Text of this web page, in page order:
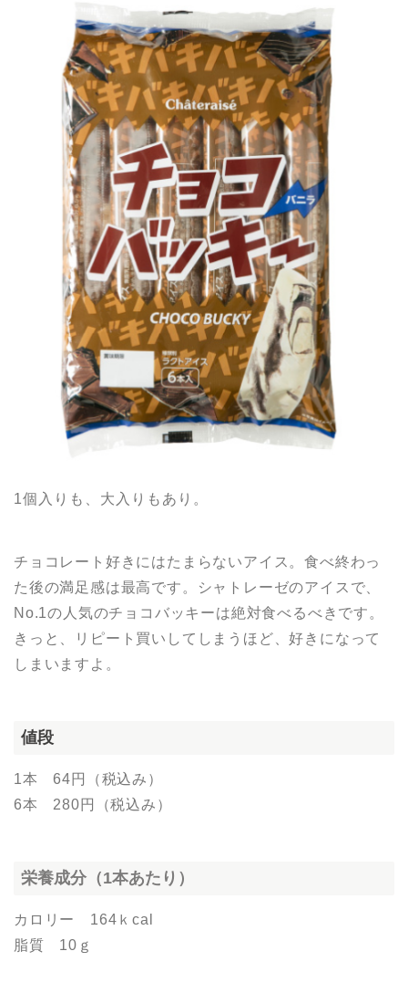
1個入りも、大入りもあり。
チョコレート好きにはたまらないアイス。食べ終わっ
た後の満足感は最高です。シャトレーゼのアイスで、
No.1の人気のチョコバッキーは絶対食べるべきです。
きっと、リピート買いしてしまうほど、好きになって
しまいますよ。
値段
1本 64円（税込み）
6本 280円（税込み）
栄養成分（1本あたり）
カロリー 164ｋcal
脂質 10ｇ